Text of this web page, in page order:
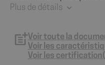
Plus de détails
Voir toute la
Voir les
Voir les